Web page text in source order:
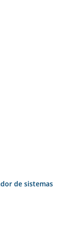
de sistemas